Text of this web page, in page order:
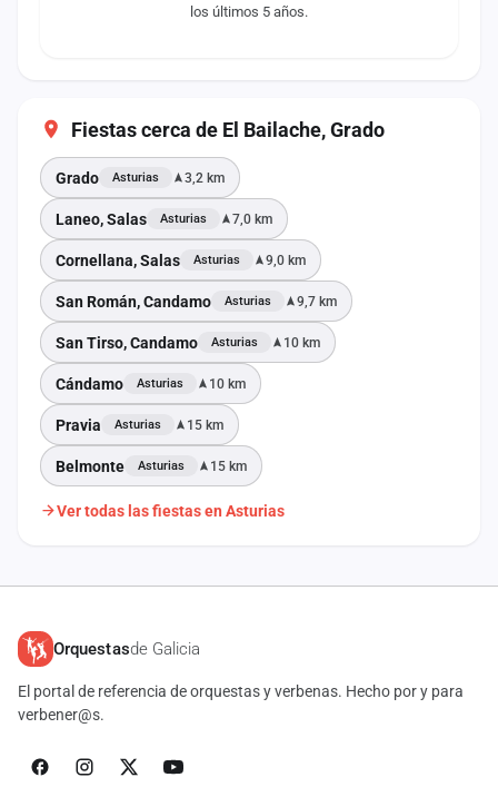
los últimos 5 años.
Fiestas cerca de El Bailache, Grado
Grado Asturias 3,2 km
Laneo, Salas Asturias 7,0 km
Cornellana, Salas Asturias 9,0 km
San Román, Candamo Asturias 9,7 km
San Tirso, Candamo Asturias 10 km
Cándamo Asturias 10 km
Pravia Asturias 15 km
Belmonte Asturias 15 km
Ver todas las fiestas en Asturias
Orquestasde Galicia
El portal de referencia de orquestas y verbenas. Hecho por y para
verbener@s.